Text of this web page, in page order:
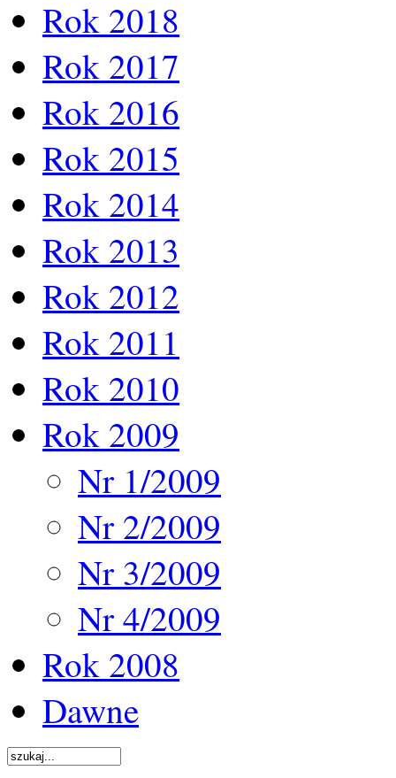
Rok 2018
Rok 2017
Rok 2016
Rok 2015
Rok 2014
Rok 2013
Rok 2012
Rok 2011
Rok 2010
Rok 2009
Nr 1/2009
Nr 2/2009
Nr 3/2009
Nr 4/2009
Rok 2008
Dawne